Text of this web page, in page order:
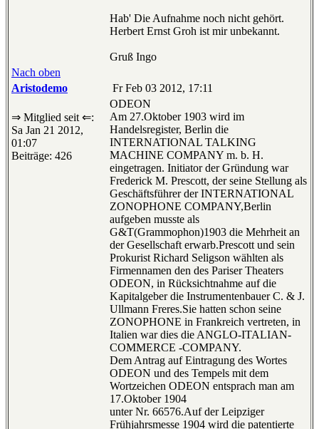
Hab' Die Aufnahme noch nicht gehört.
Herbert Ernst Groh ist mir unbekannt.
Gruß Ingo
Nach oben
Aristodemo
Fr Feb 03 2012, 17:11
⇒ Mitglied seit ⇐:
Sa Jan 21 2012,
01:07
Beiträge: 426
ODEON
Am 27.Oktober 1903 wird im
Handelsregister, Berlin die
INTERNATIONAL TALKING
MACHINE COMPANY m. b. H.
eingetragen. Initiator der Gründung war
Frederick M. Prescott, der seine Stellung als
Geschäftsführer der INTERNATIONAL
ZONOPHONE COMPANY,Berlin
aufgeben musste als
G&T(Grammophon)1903 die Mehrheit an
der Gesellschaft erwarb.Prescott und sein
Prokurist Richard Seligson wählten als
Firmennamen den des Pariser Theaters
ODEON, in Rücksichtnahme auf die
Kapitalgeber die Instrumentenbauer C. & J.
Ullmann Freres.Sie hatten schon seine
ZONOPHONE in Frankreich vertreten, in
Italien war dies die ANGLO-ITALIAN-
COMMERCE -COMPANY.
Dem Antrag auf Eintragung des Wortes
ODEON und des Tempels mit dem
Wortzeichen ODEON entsprach man am
17.Oktober 1904
unter Nr. 66576.Auf der Leipziger
Frühjahrsmesse 1904 wird die patentierte